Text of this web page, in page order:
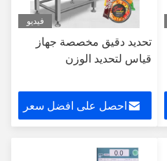
فيديو
تحديد دقيق مخصصة جهاز
قياس لتحديد الوزن
احصل على افضل سعر